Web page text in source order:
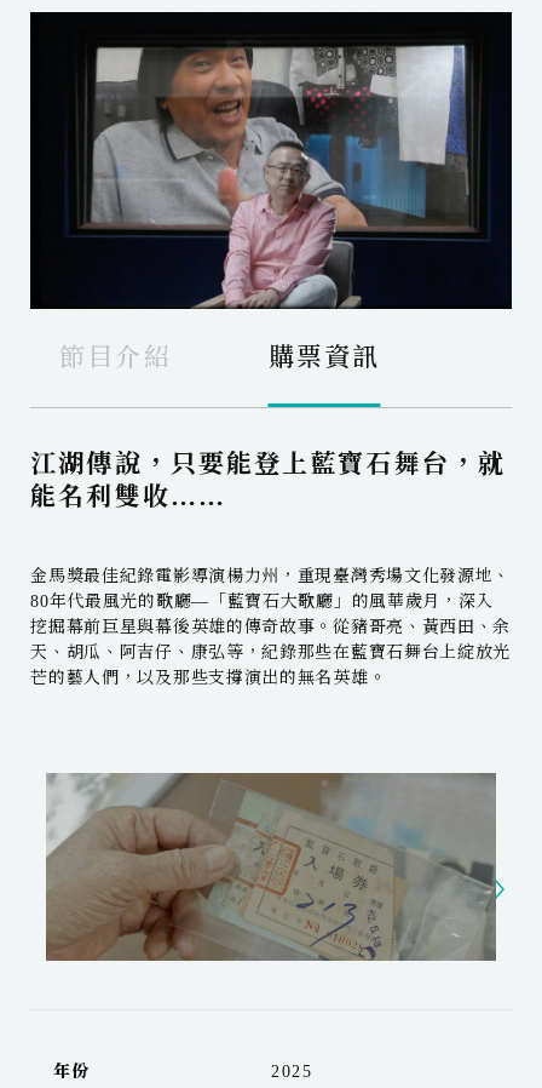
節目介紹 購票資訊
江湖傳說，只要能登上藍寶石舞台，就
能名利雙收……
金馬獎最佳紀錄電影導演楊力州，重現臺灣秀場文化發源地、
80年代最風光的歌廳—「藍寶石大歌廳」的風華歲月，深入
挖掘幕前巨星與幕後英雄的傳奇故事。從豬哥亮、黃西田、余
天、胡瓜、阿吉仔、康弘等，紀錄那些在藍寶石舞台上綻放光
芒的藝人們，以及那些支撐演出的無名英雄。
年份 2025